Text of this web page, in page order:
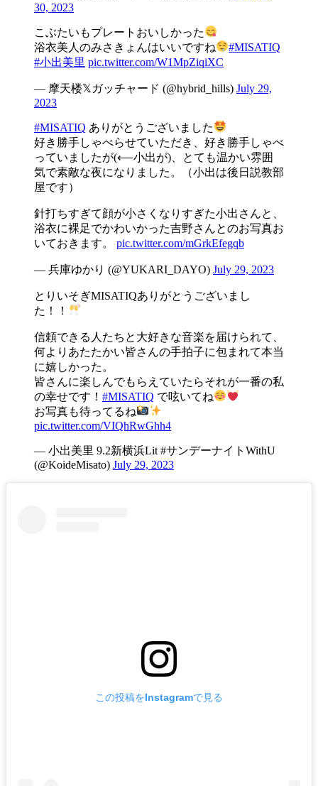
30, 2023
こぶたいもプレートおいしかった
浴衣美人のみさきょんはいいですね
#MISATIQ
#小出美里 pic.twitter.com/W1MpZiqiXC
— 摩天楼𝕏ガッチャード (@hybrid_hills) July 29,
2023
#MISATIQ ありがとうございました
好き勝手しゃべらせていただき、好き勝手しゃべ
っていましたが(⟵小出が)、とても温かい雰囲
気で素敵な夜になりました。（小出は後日説教部
屋です）
針打ちすぎて顔が小さくなりすぎた小出さんと、
浴衣に裸足でかわいかった吉野さんとのお写真お
いておきます。 pic.twitter.com/mGrkEfegqb
— 兵庫ゆかり (@YUKARI_DAYO) July 29, 2023
とりいそぎMISATIQありがとうございまし
た！！
信頼できる人たちと大好きな音楽を届けられて、
何よりあたたかい皆さんの手拍子に包まれて本当
に嬉しかった。
皆さんに楽しんでもらえていたらそれが一番の私
の幸せです！ #MISATIQ で呟いてね
お写真も待ってるね
pic.twitter.com/VIQhRwGhh4
— 小出美里 9.2新横浜Lit #サンデーナイトWithU
(@KoideMisato) July 29, 2023
この投稿をInstagramで見る